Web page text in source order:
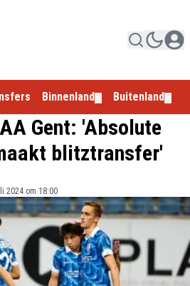
Binnenland Buitenland
Gent: 'Absolute
blitztransfer'
2024 om 18:00